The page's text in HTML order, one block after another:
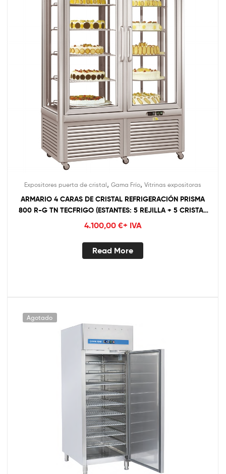
Expositores puerta de cristal, Gama Frío, Vitrinas expositoras
ARMARIO 4 CARAS DE CRISTAL REFRIGERACIÓN PRISMA
800 R-G TN TECFRIGO (ESTANTES: 5 REJILLA + 5 CRISTAL
GIRATORIO)
4.100,00 €+ IVA
Read More
Agotado